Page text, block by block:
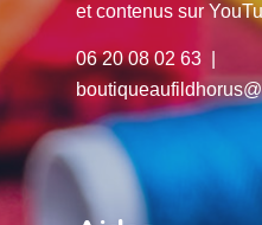
et contenus sur
06 20 08 02 63 |